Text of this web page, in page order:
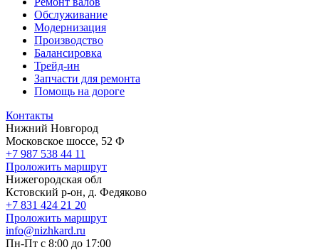
Обслуживание
Модернизация
Производство
Балансировка
Трейд-ин
Запчасти для ремонта
Помощь на дороге
Контакты
Нижний Новгород
Московское шоссе, 52 Ф
+7 987 538 44 11
Проложить маршрут
Нижегородская обл
Кстовский р-он, д. Федяково
+7 831 424 21 20
Проложить маршрут
info@nizhkard.ru
Пн-Пт с 8:00 до 17:00